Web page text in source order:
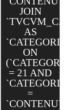
JOIN
AS
ON
= 21 AND
=
`CONTENU`.`ID`)